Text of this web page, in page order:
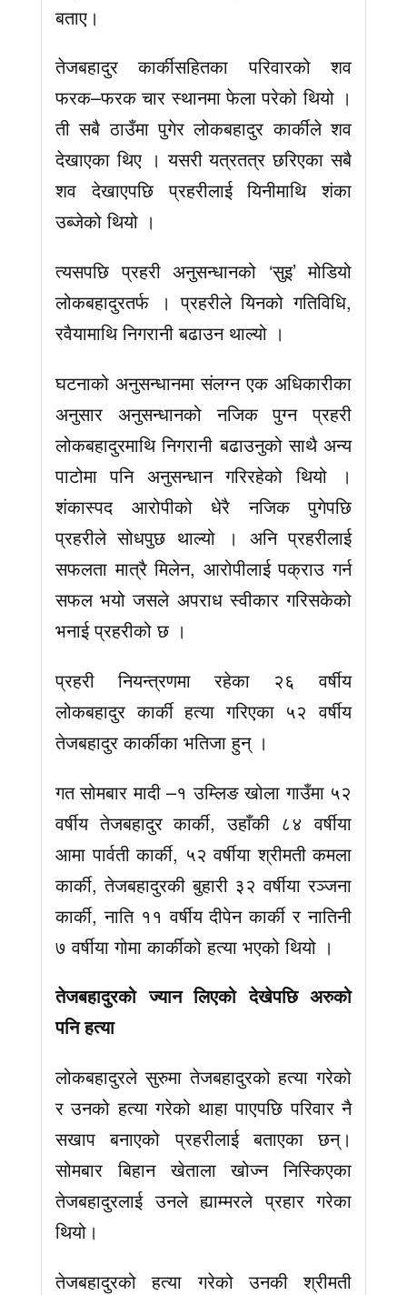
बताए।
तेजबहादुर कार्कीसहितका परिवारको शव
फरक–फरक चार स्थानमा फेला परेको थियो ।
ती सबै ठाउँमा पुगेर लोकबहादुर कार्कीले शव
देखाएका थिए । यसरी यत्रतत्र छरिएका सबै
शव देखाएपछि प्रहरीलाई यिनीमाथि शंका
उब्जेको थियो ।
त्यसपछि प्रहरी अनुसन्धानको ‘सुइ’ मोडियो
लोकबहादुरतर्फ । प्रहरीले यिनको गतिविधि,
रवैयामाथि निगरानी बढाउन थाल्यो ।
घटनाको अनुसन्धानमा संलग्न एक अधिकारीका
अनुसार अनुसन्धानको नजिक पुग्न प्रहरी
लोकबहादुरमाथि निगरानी बढाउनुको साथै अन्य
पाटोमा पनि अनुसन्धान गरिरहेको थियो ।
शंकास्पद आरोपीको धेरै नजिक पुगेपछि
प्रहरीले सोधपुछ थाल्यो । अनि प्रहरीलाई
सफलता मात्रै मिलेन, आरोपीलाई पक्राउ गर्न
सफल भयो जसले अपराध स्वीकार गरिसकेको
भनाई प्रहरीको छ ।
प्रहरी नियन्त्रणमा रहेका २६ वर्षीय
लोकबहादुर कार्की हत्या गरिएका ५२ वर्षीय
तेजबहादुर कार्कीका भतिजा हुन् ।
गत सोमबार मादी –१ उम्लिङ खोला गाउँमा ५२
वर्षीय तेजबहादुर कार्की, उहाँकी ८४ वर्षीया
आमा पार्वती कार्की, ५२ वर्षीया श्रीमती कमला
कार्की, तेजबहादुरकी बुहारी ३२ वर्षीया रञ्जना
कार्की, नाति ११ वर्षीय दीपेन कार्की र नातिनी
७ वर्षीया गोमा कार्कीको हत्या भएको थियो ।
तेजबहादुरको ज्यान लिएको देखेपछि अरुको
पनि हत्या
लोकबहादुरले सुरुमा तेजबहादुरको हत्या गरेको
र उनको हत्या गरेको थाहा पाएपछि परिवार नै
सखाप बनाएको प्रहरीलाई बताएका छन्।
सोमबार बिहान खेताला खोज्न निस्किएका
तेजबहादुरलाई उनले ह्याम्मरले प्रहार गरेका
थियो।
तेजबहादुरको हत्या गरेको उनकी श्रीमती